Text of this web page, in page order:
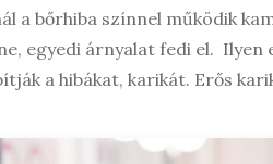
a bőrhiba színnel működik
egyedi árnyalat fedi el.
a hibákat, karikát. Erős